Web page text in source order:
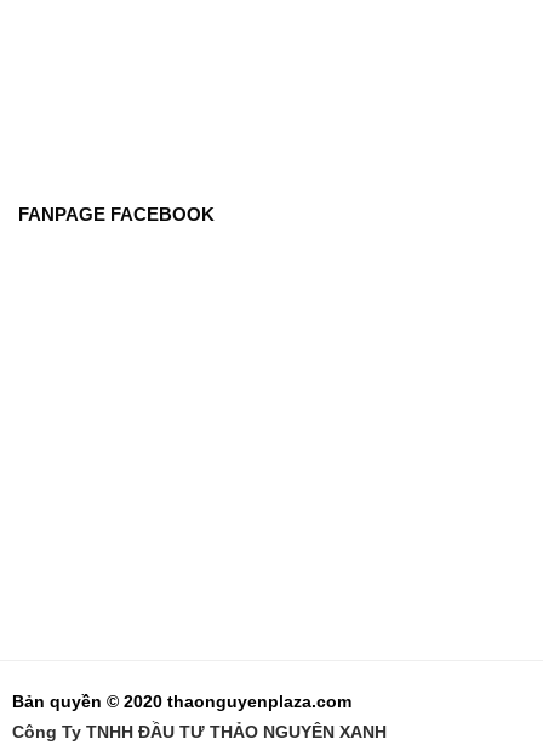
FANPAGE FACEBOOK
Bản quyền © 2020 thaonguyenplaza.com
Công Ty TNHH ĐẦU TƯ THẢO NGUYÊN XANH